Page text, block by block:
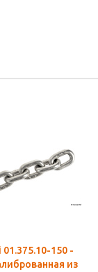
01.375.10-150 -
из